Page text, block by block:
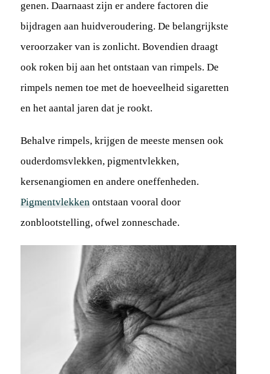
genen. Daarnaast zijn er andere factoren die
bijdragen aan huidveroudering. De belangrijkste
veroorzaker van is zonlicht. Bovendien draagt
ook roken bij aan het ontstaan van rimpels. De
rimpels nemen toe met de hoeveelheid sigaretten
en het aantal jaren dat je rookt.
Behalve rimpels, krijgen de meeste mensen ook
ouderdomsvlekken, pigmentvlekken,
kersenangiomen en andere oneffenheden.
Pigmentvlekkenontstaan vooral door
zonblootstelling, ofwel zonneschade.